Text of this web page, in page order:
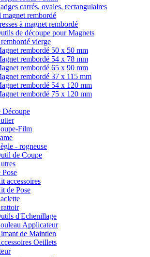
carrés, ovales, rectangulaires
magnet rembordé
à magnet rembordé
de découpe pour Magnets
vierge
rembordé 50 x 50 mm
rembordé 54 x 78 mm
rembordé 65 x 90 mm
rembordé 37 x 115 mm
rembordé 54 x 120 mm
rembordé 75 x 120 mm
Découpe
Film
- rogneuse
de Coupe
accessoires
de Pose
d'Echenillage
Applicateur
de Maintien
Oeillets